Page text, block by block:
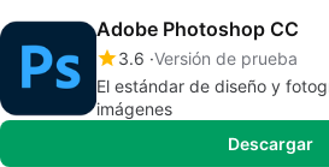
Adobe Photoshop CC
3.6 Versión de prueba
El estándar de diseño y
imágenes
Descargar